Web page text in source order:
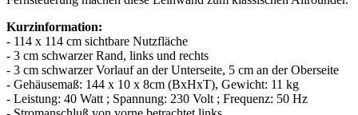
Kurzinformation:
- 114 x 114 cm sichtbare Nutzfläche
- 3 cm schwarzer Rand, links und rechts
- 3 cm schwarzer Vorlauf an der Unterseite, 5 cm an der Oberseite
- Gehäusemaß: 144 x 10 x 8cm (BxHxT), Gewicht: 11 kg
- Leistung: 40 Watt ; Spannung: 230 Volt ; Frequenz: 50 Hz